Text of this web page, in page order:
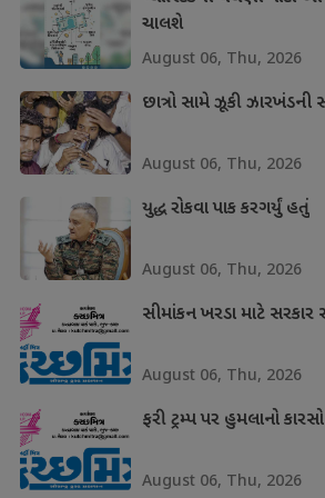
ચાલશે
August 06, Thu, 2026
છાત્રો સામે ઝૂકી ઝારખંડની
August 06, Thu, 2026
યુદ્ધ રોકવા પાક કરગર્યું હતું
August 06, Thu, 2026
સીમાંકન ખરડા માટે સરકાર
August 06, Thu, 2026
ફરી ટ્રમ્પ પર હુમલાનો કારસો
August 06, Thu, 2026